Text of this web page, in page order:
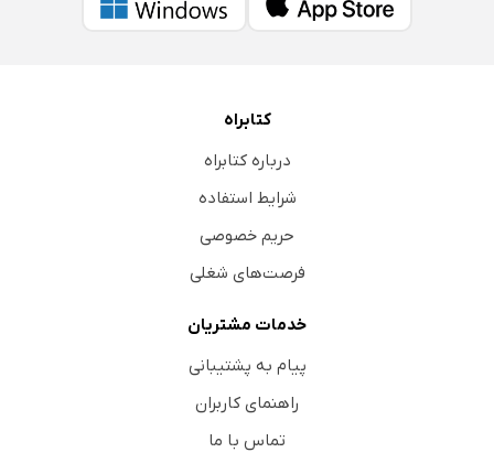
کتابراه
درباره کتابراه
شرایط استفاده
حریم خصوصی
فرصت‌های شغلی
خدمات مشتریان
پیام به پشتیبانی
راهنمای کاربران
تماس با ما